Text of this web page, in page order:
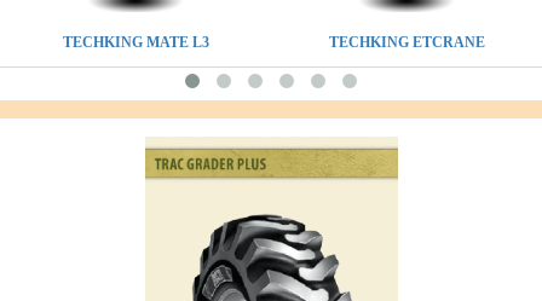
TECHKING MATE L3 TECHKING ETCRANE